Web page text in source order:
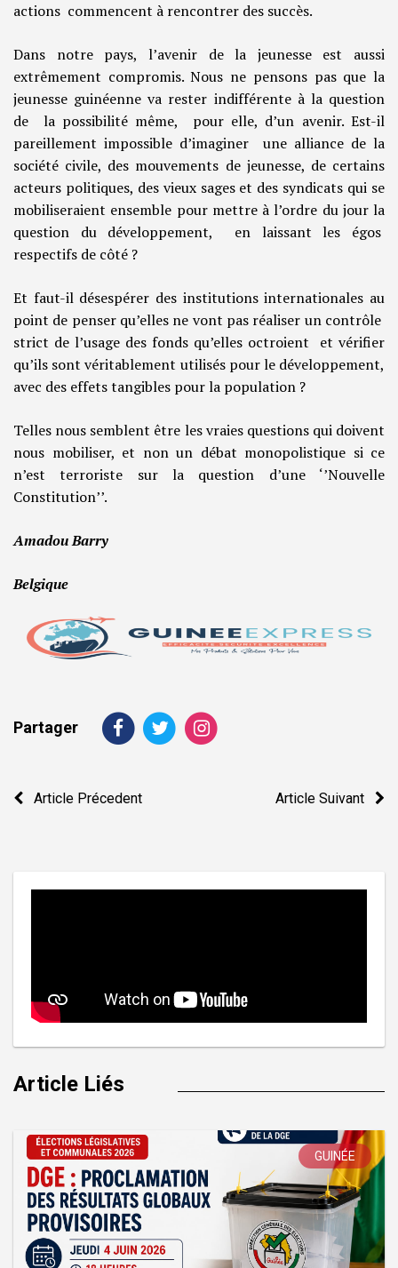
actions commencent à rencontrer des succès.
Dans notre pays, l’avenir de la jeunesse est aussi
extrêmement compromis. Nous ne pensons pas que la
jeunesse guinéenne va rester indifférente à la question
de la possibilité même, pour elle, d’un avenir. Est-il
pareillement impossible d’imaginer une alliance de la
société civile, des mouvements de jeunesse, de certains
acteurs politiques, des vieux sages et des syndicats qui se
mobiliseraient ensemble pour mettre à l’ordre du jour la
question du développement, en laissant les égos
respectifs de côté ?
Et faut-il désespérer des institutions internationales au
point de penser qu’elles ne vont pas réaliser un contrôle
strict de l’usage des fonds qu’elles octroient et vérifier
qu’ils sont véritablement utilisés pour le développement,
avec des effets tangibles pour la population ?
Telles nous semblent être les vraies questions qui doivent
nous mobiliser, et non un débat monopolistique si ce
n’est terroriste sur la question d’une ‘’Nouvelle
Constitution’’.
Amadou Barry
Belgique
Partager
Navigation
Article Précedent Article Suivant
Article Liés
GUINÉE